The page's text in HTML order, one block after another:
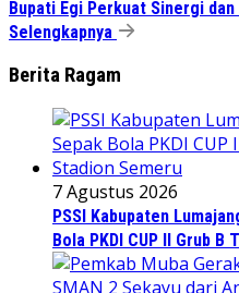
Bupati Egi Perkuat Sinergi
Selengkapnya
Berita Ragam
7 Agustus 2026
PSSI Kabupaten
Bola PKDI CUP II Grub